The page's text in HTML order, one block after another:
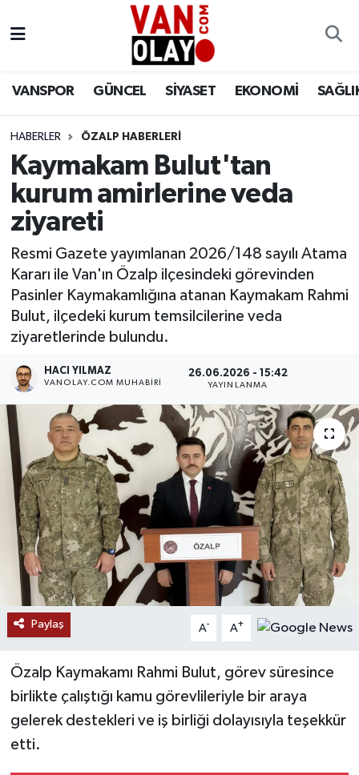
VANSPOR GÜNCEL SİYASET EKONOMİ
HABERLER ÖZALP HABERLERİ
Kaymakam Bulut'tan
kurum amirlerine veda
ziyareti
Resmi Gazete yayımlanan 2026/148 sayılı Atama
Kararı ile Van'ın Özalp ilçesindeki görevinden
Pasinler Kaymakamlığına atanan Kaymakam Rahmi
Bulut, ilçedeki kurum temsilcilerine veda
ziyaretlerinde bulundu.
HACI YILMAZ
VANOLAY.COM MUHABIRI
26.06.2026 - 15:42
YAYINLANMA
Paylaş A- A+
Özalp Kaymakamı Rahmi Bulut, görev süresince
birlikte çalıştığı kamu görevlileriyle bir araya
gelerek destekleri ve iş birliği dolayısıyla teşekkür
etti.
Siyaset
Ekonomi
Sağlık
Bilim & Teknoloji
Dünya
RESMİ İLANLAR
Van Nöbetçi Eczaneler
Van Namaz Vakitleri
Van Trafik Yoğunluk Haritası
Süper Lig Puan Durumu ve Fikstür
Tüm Manşetler
Son Dakika Haberleri
Haber Arşivi